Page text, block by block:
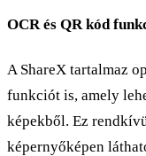
OCR és QR kód
A ShareX tartalmaz
funkciót is, amely
képekből. Ez
képernyőképen